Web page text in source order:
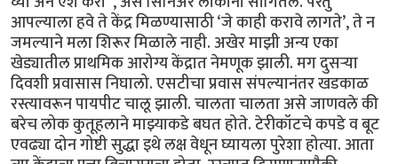
आपल्याला हवे ते केंद्र मिळण्यासाठी ‘जे काही करावे लागते’, ते न
जमल्याने मला शिरूर मिळाले नाही. अखेर माझी अन्य एका
खेड्यातील प्राथमिक आरोग्य केंद्रात नेमणूक झाली. मग दुसऱ्या
दिवशी प्रवासास निघालो. एसटीचा प्रवास संपल्यानंतर खडकाळ
रस्त्यावरून पायपीट चालू झाली. चालता चालता असे जाणवले की
बरेच लोक कुतूहलाने माझ्याकडे बघत होते. टेरीकॉटचे कपडे व बूट
एवढ्या दोन गोष्टी सुद्धा इथे लक्ष वेधून घ्यायला पुरेशा होत्या. आता